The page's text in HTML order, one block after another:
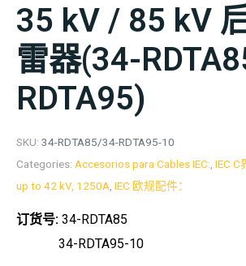
35 kV / 85 kV
雷器(34-
RDTA95)
SKU: 34-RDTA85/34-RDTA95-10
Categories: Accesorios para Cables IEC: IEC C
up to 42 kV, 1250A IEC 欧规配件：
订货号: 34-RDTA85
34-RDTA95-10